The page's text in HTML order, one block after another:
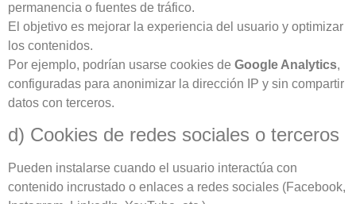
permanencia o fuentes de tráfico.
El objetivo es mejorar la experiencia del usuario y optimizar
los contenidos.
Por ejemplo, podrían usarse cookies de Google Analytics,
configuradas para anonimizar la dirección IP y sin compartir
datos con terceros.
d) Cookies de redes sociales o terceros
Pueden instalarse cuando el usuario interactúa con
contenido incrustado o enlaces a redes sociales (Facebook,